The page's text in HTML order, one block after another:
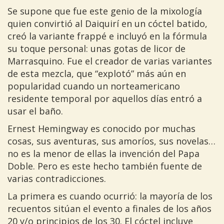
Se supone que fue este genio de la mixología
quien convirtió al Daiquirí en un cóctel batido,
creó la variante frappé e incluyó en la fórmula
su toque personal: unas gotas de licor de
Marrasquino. Fue el creador de varias variantes
de esta mezcla, que “explotó” más aún en
popularidad cuando un norteamericano
residente temporal por aquellos días entró a
usar el baño.
Ernest Hemingway es conocido por muchas
cosas, sus aventuras, sus amoríos, sus novelas…
no es la menor de ellas la invención del Papa
Doble. Pero es este hecho también fuente de
varias contradicciones.
La primera es cuando ocurrió: la mayoría de los
recuentos sitúan el evento a finales de los años
20 y/o principios de los 30. El cóctel incluye